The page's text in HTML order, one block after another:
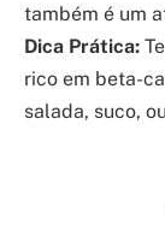
também é um
Dica Prática:
rico em beta-
salada, suco,